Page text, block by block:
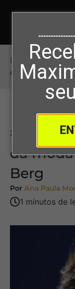
seu
Início>#66 –
com Ana Laura
#66 –
da
Berg
Por Ana Paula